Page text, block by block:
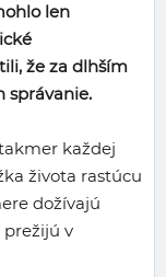
len
že za dlhším
správanie.
každej
života rastúcu
dožívajú
prežijú v